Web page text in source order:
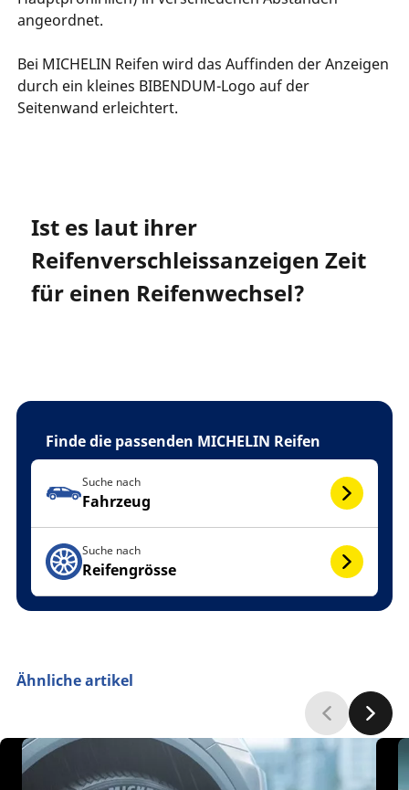
angeordnet.
Bei MICHELIN Reifen wird das Auffinden der Anzeigen
durch ein kleines BIBENDUM-Logo auf der
Seitenwand erleichtert.
Ist es laut ihrer
Reifenverschleissanzeigen Zeit
für einen Reifenwechsel?
Finde die passenden MICHELIN Reifen
Suche nach
Fahrzeug
Suche nach
Reifengrösse
Ähnliche artikel